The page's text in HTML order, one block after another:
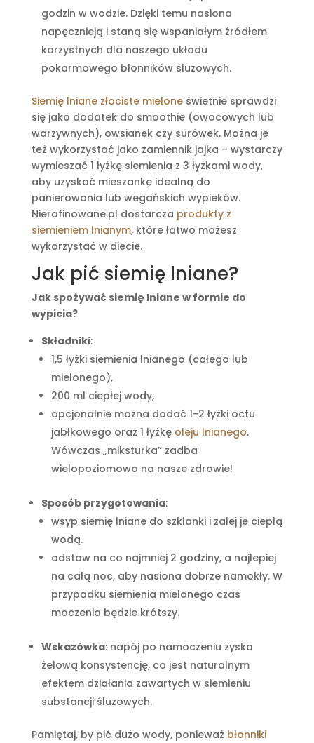
godzin w wodzie. Dzięki temu nasiona
napęcznieją i staną się wspaniałym źródłem
korzystnych dla naszego układu
pokarmowego błonników śluzowych.
Siemię lniane złociste mieloneświetnie sprawdzi
się jako dodatek do smoothie (owocowych lub
warzywnych), owsianek czy surówek. Można je
też wykorzystać jako zamiennik jajka – wystarczy
wymieszać 1 łyżkę siemienia z 3 łyżkami wody,
aby uzyskać mieszankę idealną do
panierowania lub wegańskich wypieków.
Nierafinowane.pl dostarcza produkty z
siemieniem lnianym, które łatwo możesz
wykorzystać w diecie.
Jak pić siemię lniane?
Jak spożywać siemię lniane w formie do
wypicia?
Składniki:
1,5 łyżki siemienia lnianego (całego lub
mielonego),
200 ml ciepłej wody,
opcjonalnie można dodać 1-2 łyżki octu
jabłkowego oraz 1 łyżkę oleju lnianego.
Wówczas „miksturka” zadba
wielopoziomowo na nasze zdrowie!
Sposób przygotowania:
wsyp siemię lniane do szklanki i zalej je ciepłą
wodą.
odstaw na co najmniej 2 godziny, a najlepiej
na całą noc, aby nasiona dobrze namokły. W
przypadku siemienia mielonego czas
moczenia będzie krótszy.
Wskazówka: napój po namoczeniu zyska
żelową konsystencję, co jest naturalnym
efektem działania zawartych w siemieniu
substancji śluzowych.
Pamiętaj, by pić dużo wody, ponieważ błonniki